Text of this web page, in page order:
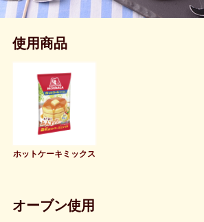
使用商品
ホットケーキミックス
オーブン使用